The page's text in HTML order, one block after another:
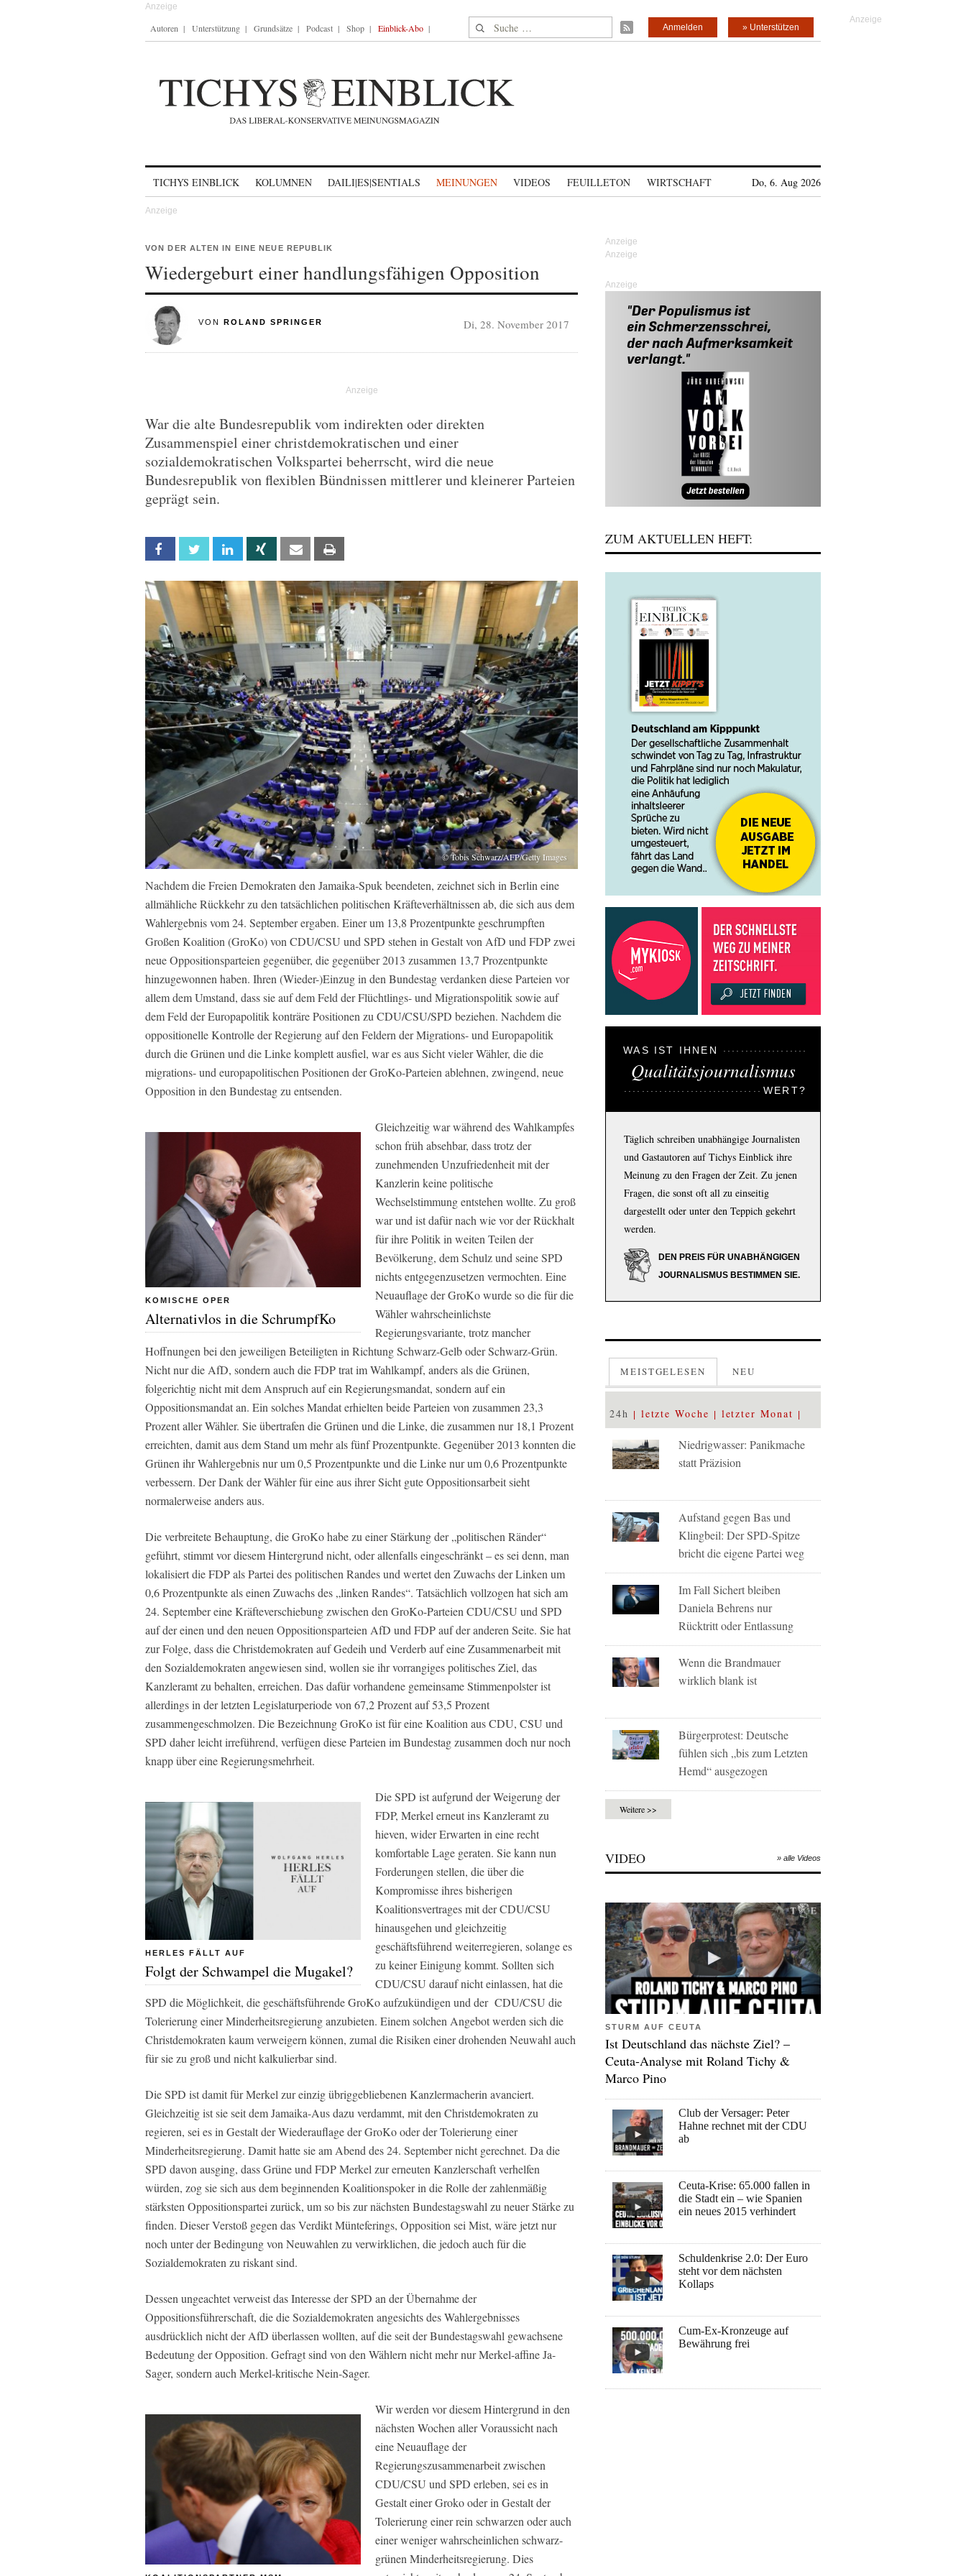
Autoren Unterstützung Grundsätze Podcast Shop Einblick-Abo Suche nach: » Unterstützen
Anmelden
TICHYS EINBLICK KOLUMNEN DAILI|ES|SENTIALS MEINUNGEN VIDEOS FEUILLETON WIRTSCHAFT Do, 6. Aug 2026
VON DER ALTEN IN EINE NEUE REPUBLIK
Wiedergeburt einer handlungsfähigen Opposition
VON ROLAND SPRINGER Di, 28. November 2017
War die alte Bundesrepublik vom indirekten oder direkten
Zusammenspiel einer christdemokratischen und einer
sozialdemokratischen Volkspartei beherrscht, wird die neue
Bundesrepublik von flexiblen Bündnissen mittlerer und kleinerer Parteien
geprägt sein.
Facebook Twitter Linkedin Xing Email
© Tobis Schwarz/AFP/Getty Images
Nachdem die Freien Demokraten den Jamaika-Spuk beendeten, zeichnet sich in Berlin eine
allmähliche Rückkehr zu den tatsächlichen politischen Kräfteverhältnissen ab, die sich aus dem
Wahlergebnis vom 24. September ergaben. Einer um 13,8 Prozentpunkte geschrumpften
Großen Koalition (GroKo) von CDU/CSU und SPD stehen in Gestalt von AfD und FDP zwei
neue Oppositionsparteien gegenüber, die gegenüber 2013 zusammen 13,7 Prozentpunkte
hinzugewonnen haben. Ihren (Wieder-)Einzug in den Bundestag verdanken diese Parteien vor
allem dem Umstand, dass sie auf dem Feld der Flüchtlings- und Migrationspolitik sowie auf
dem Feld der Europapolitik konträre Positionen zu CDU/CSU/SPD beziehen. Nachdem die
oppositionelle Kontrolle der Regierung auf den Feldern der Migrations- und Europapolitik
durch die Grünen und die Linke komplett ausfiel, war es aus Sicht vieler Wähler, die die
migrations- und europapolitischen Positionen der GroKo-Parteien ablehnen, zwingend, neue
Opposition in den Bundestag zu entsenden.
KOMISCHE OPER
Alternativlos in die SchrumpfKo
Gleichzeitig war während des Wahlkampfes
schon früh absehbar, dass trotz der
zunehmenden Unzufriedenheit mit der
Kanzlerin keine politische
Wechselstimmung entstehen wollte. Zu groß
war und ist dafür nach wie vor der Rückhalt
für ihre Politik in weiten Teilen der
Bevölkerung, dem Schulz und seine SPD
nichts entgegenzusetzen vermochten. Eine
Neuauflage der GroKo wurde so die für die
Wähler wahrscheinlichste
Regierungsvariante, trotz mancher
Hoffnungen bei den jeweiligen Beteiligten in Richtung Schwarz-Gelb oder Schwarz-Grün.
Nicht nur die AfD, sondern auch die FDP trat im Wahlkampf, anders als die Grünen,
folgerichtig nicht mit dem Anspruch auf ein Regierungsmandat, sondern auf ein
Oppositionsmandat an. Ein solches Mandat erhielten beide Parteien von zusammen 23,3
Prozent aller Wähler. Sie übertrafen die Grünen und die Linke, die zusammen nur 18,1 Prozent
erreichten, damit aus dem Stand um mehr als fünf Prozentpunkte. Gegenüber 2013 konnten die
Grünen ihr Wahlergebnis nur um 0,5 Prozentpunkte und die Linke nur um 0,6 Prozentpunkte
verbessern. Der Dank der Wähler für eine aus ihrer Sicht gute Oppositionsarbeit sieht
normalerweise anders aus.
Die verbreitete Behauptung, die GroKo habe zu einer Stärkung der „politischen Ränder“
geführt, stimmt vor diesem Hintergrund nicht, oder allenfalls eingeschränkt – es sei denn, man
lokalisiert die FDP als Partei des politischen Randes und wertet den Zuwachs der Linken um
0,6 Prozentpunkte als einen Zuwachs des „linken Randes“. Tatsächlich vollzogen hat sich am
24. September eine Kräfteverschiebung zwischen den GroKo-Parteien CDU/CSU und SPD
auf der einen und den neuen Oppositionsparteien AfD und FDP auf der anderen Seite. Sie hat
zur Folge, dass die Christdemokraten auf Gedeih und Verderb auf eine Zusammenarbeit mit
den Sozialdemokraten angewiesen sind, wollen sie ihr vorrangiges politisches Ziel, das
Kanzleramt zu behalten, erreichen. Das dafür vorhandene gemeinsame Stimmenpolster ist
allerdings in der letzten Legislaturperiode von 67,2 Prozent auf 53,5 Prozent
zusammengeschmolzen. Die Bezeichnung GroKo ist für eine Koalition aus CDU, CSU und
SPD daher leicht irreführend, verfügen diese Parteien im Bundestag zusammen doch nur noch
knapp über eine Regierungsmehrheit.
HERLES FÄLLT AUF
Folgt der Schwampel die Mugakel?
Die SPD ist aufgrund der Weigerung der
FDP, Merkel erneut ins Kanzleramt zu
hieven, wider Erwarten in eine recht
komfortable Lage geraten. Sie kann nun
Forderungen stellen, die über die
Kompromisse ihres bisherigen
Koalitionsvertrages mit der CDU/CSU
hinausgehen und gleichzeitig
geschäftsführend weiterregieren, solange es
zu keiner Einigung kommt. Sollten sich
CDU/CSU darauf nicht einlassen, hat die
SPD die Möglichkeit, die geschäftsführende GroKo aufzukündigen und der CDU/CSU die
Tolerierung einer Minderheitsregierung anzubieten. Einem solchen Angebot werden sich die
Christdemokraten kaum verweigern können, zumal die Risiken einer drohenden Neuwahl auch
für sie zu groß und nicht kalkulierbar sind.
Die SPD ist damit für Merkel zur einzig übriggebliebenen Kanzlermacherin avanciert.
Gleichzeitig ist sie seit dem Jamaika-Aus dazu verdammt, mit den Christdemokraten zu
regieren, sei es in Gestalt der Wiederauflage der GroKo oder der Tolerierung einer
Minderheitsregierung. Damit hatte sie am Abend des 24. September nicht gerechnet. Da die
SPD davon ausging, dass Grüne und FDP Merkel zur erneuten Kanzlerschaft verhelfen
würden, zog sie sich aus dem beginnenden Koalitionspoker in die Rolle der zahlenmäßig
stärksten Oppositionspartei zurück, um so bis zur nächsten Bundestagswahl zu neuer Stärke zu
finden. Dieser Verstoß gegen das Verdikt Münteferings, Opposition sei Mist, wäre jetzt nur
noch unter der Bedingung von Neuwahlen zu verwirklichen, die jedoch auch für die
Sozialdemokraten zu riskant sind.
Dessen ungeachtet verweist das Interesse der SPD an der Übernahme der
Oppositionsführerschaft, die die Sozialdemokraten angesichts des Wahlergebnisses
ausdrücklich nicht der AfD überlassen wollten, auf die seit der Bundestagswahl gewachsene
Bedeutung der Opposition. Gefragt sind von den Wählern nicht mehr nur Merkel-affine Ja-
Sager, sondern auch Merkel-kritische Nein-Sager.
Wir werden vor diesem Hintergrund in den
nächsten Wochen aller Voraussicht nach
eine Neuauflage der
Regierungszusammenarbeit zwischen
CDU/CSU und SPD erleben, sei es in
Gestalt einer Groko oder in Gestalt der
Tolerierung einer rein schwarzen oder auch
einer weniger wahrscheinlichen schwarz-
grünen Minderheitsregierung. Dies
Anzeige
ZUM AKTUELLEN HEFT:
WAS IST IHNEN
Qualitätsjournalismus
WERT?
Täglich schreiben unabhängige Journalisten
und Gastautoren auf Tichys Einblick ihre
Meinung zu den Fragen der Zeit. Zu jenen
Fragen, die sonst oft all zu einseitig
dargestellt oder unter den Teppich gekehrt
werden.
DEN PREIS FÜR UNABHÄNGIGEN
JOURNALISMUS BESTIMMEN SIE.
MEISTGELESEN NEU
24h letzte Woche letzter Monat
Niedrigwasser: Panikmache
statt Präzision
Aufstand gegen Bas und
Klingbeil: Der SPD-Spitze
bricht die eigene Partei weg
Im Fall Sichert bleiben
Daniela Behrens nur
Rücktritt oder Entlassung
Wenn die Brandmauer
wirklich blank ist
Bürgerprotest: Deutsche
fühlen sich „bis zum Letzten
Hemd“ ausgezogen
Weitere >>
VIDEO » alle Videos
STURM AUF CEUTA
Ist Deutschland das nächste Ziel? –
Ceuta-Analyse mit Roland Tichy &
Marco Pino
Club der Versager: Peter
Hahne rechnet mit der CDU
ab
Ceuta-Krise: 65.000 fallen in
die Stadt ein – wie Spanien
ein neues 2015 verhindert
Schuldenkrise 2.0: Der Euro
steht vor dem nächsten
Kollaps
Cum-Ex-Kronzeuge auf
Bewährung frei